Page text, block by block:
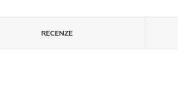
RECENZE